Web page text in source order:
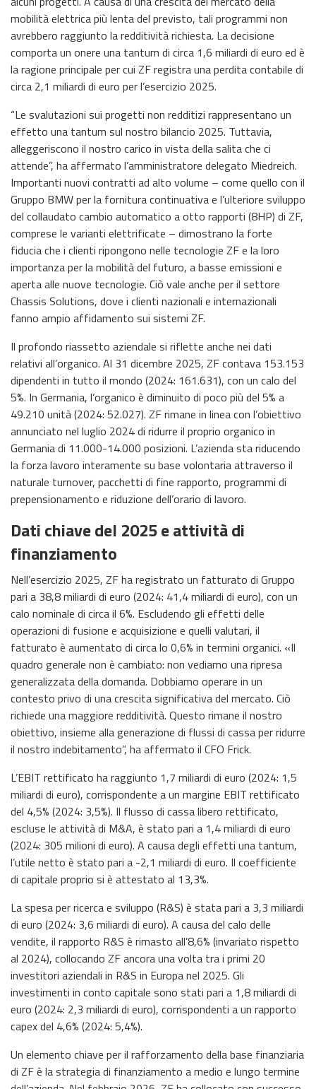
mobilità elettrica più lenta del previsto, tali programmi non
avrebbero raggiunto la redditività richiesta. La decisione
comporta un onere una tantum di circa 1,6 miliardi di euro ed è
la ragione principale per cui ZF registra una perdita contabile di
circa 2,1 miliardi di euro per l’esercizio 2025.
“Le svalutazioni sui progetti non redditizi rappresentano un
effetto una tantum sul nostro bilancio 2025. Tuttavia,
alleggeriscono il nostro carico in vista della salita che ci
attende”, ha affermato l’amministratore delegato Miedreich.
Importanti nuovi contratti ad alto volume – come quello con il
Gruppo BMW per la fornitura continuativa e l’ulteriore sviluppo
del collaudato cambio automatico a otto rapporti (8HP) di ZF,
comprese le varianti elettrificate – dimostrano la forte
fiducia che i clienti ripongono nelle tecnologie ZF e la loro
importanza per la mobilità del futuro, a basse emissioni e
aperta alle nuove tecnologie. Ciò vale anche per il settore
Chassis Solutions, dove i clienti nazionali e internazionali
fanno ampio affidamento sui sistemi ZF.
Il profondo riassetto aziendale si riflette anche nei dati
relativi all’organico. Al 31 dicembre 2025, ZF contava 153.153
dipendenti in tutto il mondo (2024: 161.631), con un calo del
5%. In Germania, l’organico è diminuito di poco più del 5% a
49.210 unità (2024: 52.027). ZF rimane in linea con l’obiettivo
annunciato nel luglio 2024 di ridurre il proprio organico in
Germania di 11.000-14.000 posizioni. L’azienda sta riducendo
la forza lavoro interamente su base volontaria attraverso il
naturale turnover, pacchetti di fine rapporto, programmi di
prepensionamento e riduzione dell’orario di lavoro.
Dati chiave del 2025 e attività di
finanziamento
Nell’esercizio 2025, ZF ha registrato un fatturato di Gruppo
pari a 38,8 miliardi di euro (2024: 41,4 miliardi di euro), con un
calo nominale di circa il 6%. Escludendo gli effetti delle
operazioni di fusione e acquisizione e quelli valutari, il
fatturato è aumentato di circa lo 0,6% in termini organici. «Il
quadro generale non è cambiato: non vediamo una ripresa
generalizzata della domanda. Dobbiamo operare in un
contesto privo di una crescita significativa del mercato. Ciò
richiede una maggiore redditività. Questo rimane il nostro
obiettivo, insieme alla generazione di flussi di cassa per ridurre
il nostro indebitamento”, ha affermato il CFO Frick.
L’EBIT rettificato ha raggiunto 1,7 miliardi di euro (2024: 1,5
miliardi di euro), corrispondente a un margine EBIT rettificato
del 4,5% (2024: 3,5%). Il flusso di cassa libero rettificato,
escluse le attività di M&A, è stato pari a 1,4 miliardi di euro
(2024: 305 milioni di euro). A causa degli effetti una tantum,
l’utile netto è stato pari a -2,1 miliardi di euro. Il coefficiente
di capitale proprio si è attestato al 13,3%.
La spesa per ricerca e sviluppo (R&S) è stata pari a 3,3 miliardi
di euro (2024: 3,6 miliardi di euro). A causa del calo delle
vendite, il rapporto R&S è rimasto all’8,6% (invariato rispetto
al 2024), collocando ZF ancora una volta tra i primi 20
investitori aziendali in R&S in Europa nel 2025. Gli
investimenti in conto capitale sono stati pari a 1,8 miliardi di
euro (2024: 2,3 miliardi di euro), corrispondenti a un rapporto
capex del 4,6% (2024: 5,4%).
Un elemento chiave per il rafforzamento della base finanziaria
di ZF è la strategia di finanziamento a medio e lungo termine